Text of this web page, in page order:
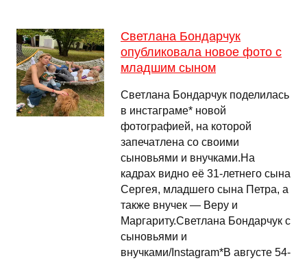
Светлана Бондарчук
опубликовала новое фото с
младшим сыном
Светлана Бондарчук поделилась
в инстаграме* новой
фотографией, на которой
запечатлена со своими
сыновьями и внучками.На
кадрах видно её 31-летнего сына
Сергея, младшего сына Петра, а
также внучек — Веру и
Маргариту.Светлана Бондарчук с
сыновьями и
внучками/Instagram*В августе 54-